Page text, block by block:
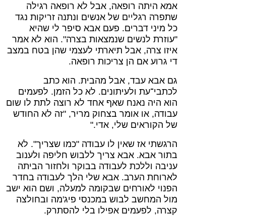
אמא היתה רופאה, אבל לא רופאה רגילה
שתפרה רגליים של אנשים ונתנה זריקות נגד
כל מיני דברים. פעם אבא סיפר לי שהיא
"עוזרת לנשים שנמצאות בצרה". הוא לא אמר
איזו צרה, אבל תיארתי לעצמי שהן בטח במצב
די גרוע אם הן צריכות רופאה.
גם אבא עבד, אבל מהבית. הוא כתב
לכתבי־עת ולעיתונים. לא כל הזמן. לפעמים
הוא היה נאנח שאף אחד לא רוצה לתת לו שום
עבודה, או אומר בצחוק מריר, "זה לא החודש
של הקוראים שלי, אדי."
הרגשתי אז שאין לו עבודה "כמו שצריך". לא
בתור אבא. אבא צריך ללבוש חליפה ולענוב
עניבה וללכת לעבודה בבוקר ולחזור הביתה
לארוחת הערב. אבא שלי הלך לעבודה בחדר
הפנוי לאורחים שבקומה למעלה, ושם הוא ישב
מול המחשב לבוש במכנסי פיג'מה ובחולצה
קצרה, לפעמים אפילו בלי להסתרק.